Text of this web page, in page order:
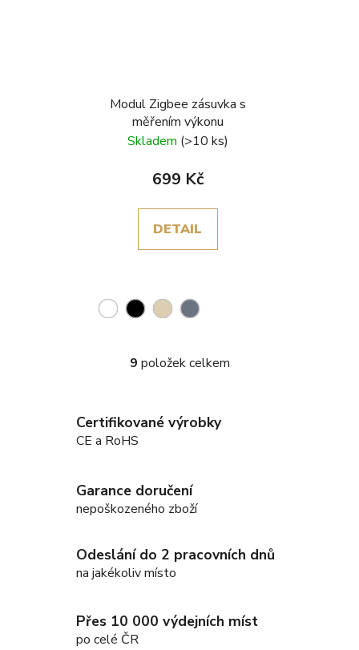
Modul Zigbee zásuvka s
měřením výkonu
Skladem (>10 ks)
699 Kč
DETAIL
O
á
í
p
v
k
ý
9 položek celkem
Certifikované výrobky
CE a RoHS
Garance doručení
nepoškozeného zboží
Odeslání do 2 pracovních dnů
na jakékoliv místo
Přes 10 000 výdejních míst
po celé ČR